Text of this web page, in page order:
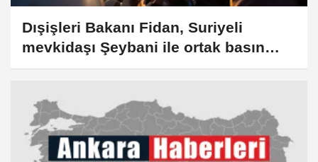
Dışişleri Bakanı Fidan, Suriyeli
mevkidaşı Şeybani ile ortak basın
toplantısında konuştu: (3)